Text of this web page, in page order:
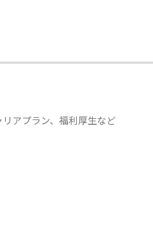
アプラン、福利厚生など